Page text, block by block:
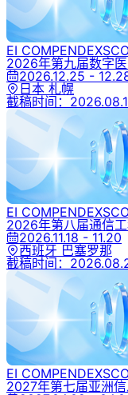
EI COMPENDEX
2026年第九届数字
2026.12.25 -
日本 札幌
截稿时间：
EI COMPENDEX
2026年第八届通信
2026.11.18 - 11.20
西班牙 巴塞罗那
截稿时间：
EI COMPENDEX
2027年第七届亚洲